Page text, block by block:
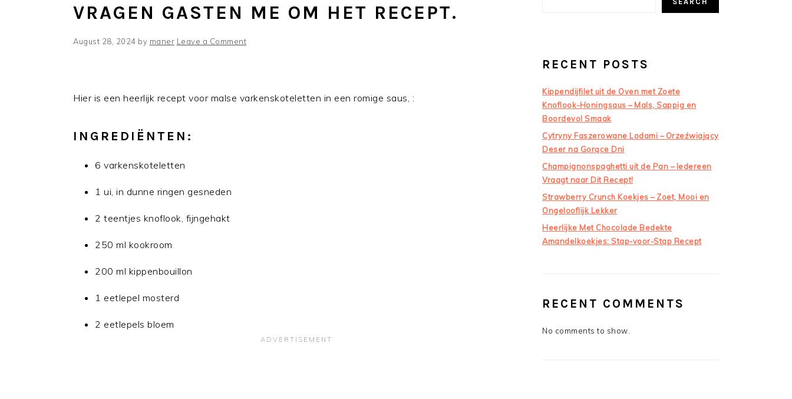
VRAGEN GASTEN ME OM HET RECEPT.
August 28, 2024 by maner Leave a Comment
Hier is een heerlijk recept voor malse varkenskoteletten in een romige saus, :
INGREDIËNTEN:
6 varkenskoteletten
1 ui, in dunne ringen gesneden
2 teentjes knoflook, fijngehakt
250 ml kookroom
200 ml kippenbouillon
1 eetlepel mosterd
2 eetlepels bloem
RECENT POSTS
Kippendijfilet uit de Oven met Zoete
Knoflook-Honingsaus – Mals, Sappig en
Boordevol Smaak
Cytryny Faszerowane Lodami – Orzeźwiający
Deser na Gorące Dni
Champignonspaghetti uit de Pan – Iedereen
Vraagt naar Dit Recept!
Strawberry Crunch Koekjes – Zoet, Mooi en
Ongelooflijk Lekker
Heerlijke Met Chocolade Bedekte
Amandelkoekjes: Stap-voor-Stap Recept
RECENT COMMENTS
No comments to show.